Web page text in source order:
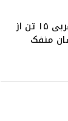
شرکت هوایی اتحاد امارات متحده عربی ۱۵ تن از
منفک